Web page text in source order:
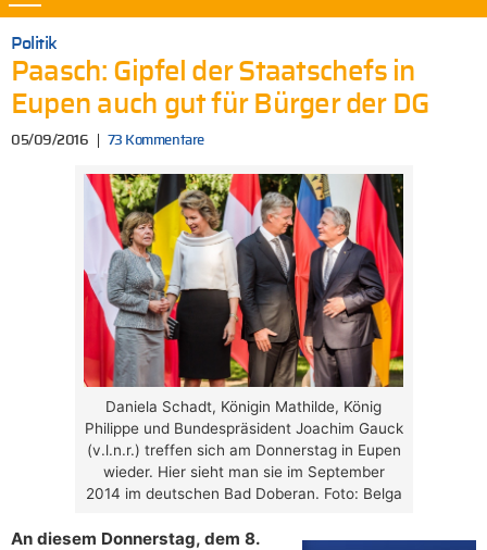
Politik
Paasch: Gipfel der Staatschefs in
Eupen auch gut für Bürger der DG
05/09/2016 73 Kommentare
Daniela Schadt, Königin Mathilde, König
Philippe und Bundespräsident Joachim Gauck
(v.l.n.r.) treffen sich am Donnerstag in Eupen
wieder. Hier sieht man sie im September
2014 im deutschen Bad Doberan. Foto: Belga
An diesem Donnerstag, dem 8.